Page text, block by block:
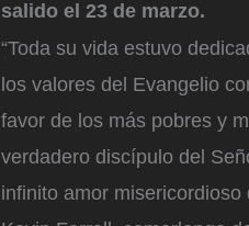
salido el 23 de marzo.
“Toda su vida estuvo
los valores del Evangelio
favor de los más pobres y
verdadero discípulo del
infinito amor